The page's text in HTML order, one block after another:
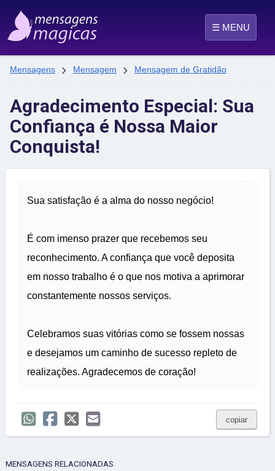
☰ MENU
Mensagens  Mensagem  Mensagem de Gratidão
Agradecimento Especial: Sua
Confiança é Nossa Maior
Conquista!
Sua satisfação é a alma do nosso negócio!
É com imenso prazer que recebemos seu
reconhecimento. A confiança que você deposita
em nosso trabalho é o que nos motiva a aprimorar
constantemente nossos serviços.
Celebramos suas vitórias como se fossem nossas
e desejamos um caminho de sucesso repleto de
realizações. Agradecemos de coração!
copiar
MENSAGENS RELACIONADAS